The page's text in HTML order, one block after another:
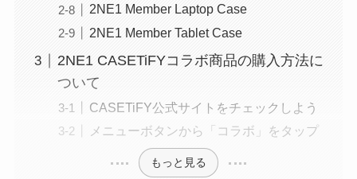
2NE1 Member Laptop Case
2NE1 Member Tablet Case
2NE1 CASETiFYコラボ商品の購入方法に
ついて
CASETiFY公式サイトをチェックしよう
メニューボタンから「コラボ」をタップ
もっと見る